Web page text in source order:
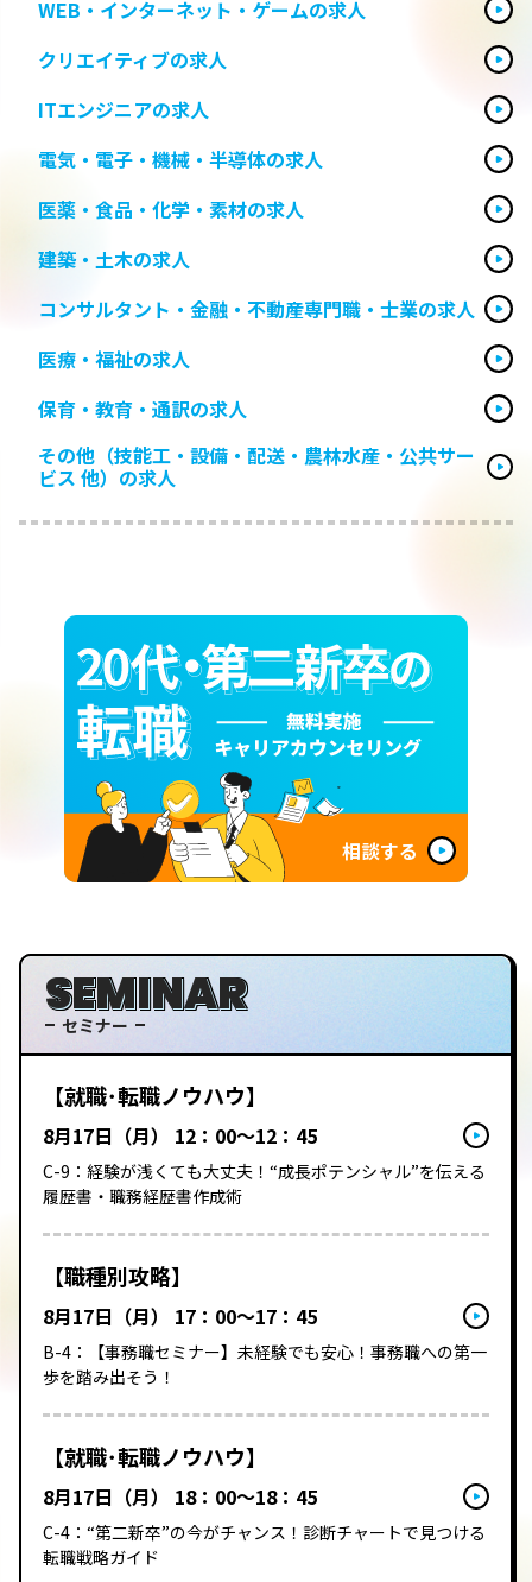
WEB・インターネット・ゲームの求人
クリエイティブの求人
ITエンジニアの求人
電気・電子・機械・半導体の求人
医薬・食品・化学・素材の求人
建築・土木の求人
コンサルタント・金融・不動産専門職・士業の求人
医療・福祉の求人
保育・教育・通訳の求人
その他（技能工・設備・配送・農林水産・公共サー
ビス 他）の求人
相談する
SEMINAR
セミナー
【就職･転職ノウハウ】
8月17日（月） 12：00～12：45
C-9：経験が浅くても大丈夫！“成長ポテンシャル”を伝える
履歴書・職務経歴書作成術
【職種別攻略】
8月17日（月） 17：00～17：45
B-4：【事務職セミナー】未経験でも安心！事務職への第一
歩を踏み出そう！
【就職･転職ノウハウ】
8月17日（月） 18：00～18：45
C-4：“第二新卒”の今がチャンス！診断チャートで見つける
転職戦略ガイド